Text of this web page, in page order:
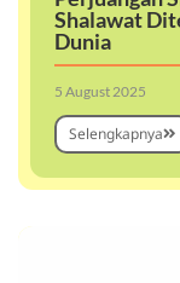
Shalawat
Dunia
5 August 2025
Selengkapnya